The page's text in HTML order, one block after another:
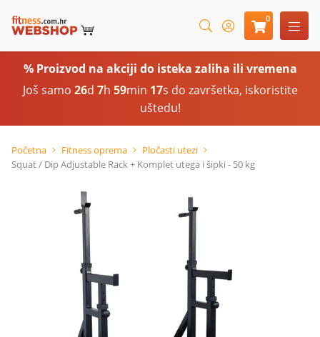
0
% Proizvod na akciji do isteka zaliha ili vremena
Još samo 26d 7h 59min 16s do završetka, iskoristite
uštedu!
Početna Fitness oprema
Pločasti utezi
Squat / Dip Adjustable Rack + Komplet utega i šipki - 50 kg